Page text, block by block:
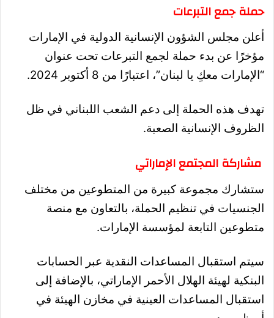
حملة جمع التبرعات
أعلن مجلس الشؤون الإنسانية الدولية في الإمارات
مؤخرًا عن بدء حملة لجمع التبرعات تحت عنوان
“الإمارات معكِ يا لبنان”، اعتبارًا من 8 أكتوبر 2024.
تهدف هذه الحملة إلى دعم الشعب اللبناني في ظل
الظروف الإنسانية الصعبة.
مشاركة المجتمع الإماراتي
ستشارك مجموعة كبيرة من المتطوعين من مختلف
الجنسيات في تنظيم الحملة، بالتعاون مع منصة
متطوعين التابعة لمؤسسة الإمارات.
سيتم استقبال المساعدات النقدية عبر الحسابات
البنكية لهيئة الهلال الأحمر الإماراتي، بالإضافة إلى
استقبال المساعدات العينية في مخازن الهيئة في